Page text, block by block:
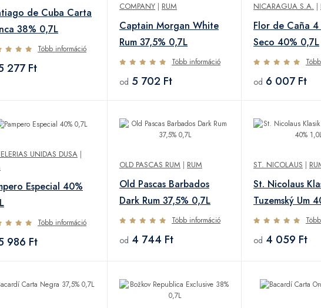
de Cuba Carta
38% 0,7L
Több információ
277 Ft
COMPANY | RUM
Captain Morgan White
Rum 37,5% 0,7L
Több információ
od 5 702 Ft
NICARAGUA S.A. |
Flor de Caña 4
Seco 40% 0,7L
od 6 007 Ft
UNIDAS DUSA |
Especial 40%
Több információ
986 Ft
OLD PASCAS RUM | RUM
Old Pascas Barbados
Dark Rum 37,5% 0,7L
Több információ
od 4 744 Ft
ST. NICOLAUS |
St. Nicolaus
Tuzemský Um
od 4 059 Ft